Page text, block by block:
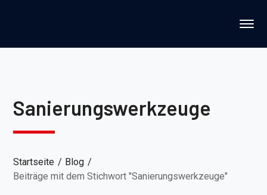
Sanierungswerkzeuge
Startseite
Blog
Beiträge mit dem Stichwort "Sanierungswerkzeuge"